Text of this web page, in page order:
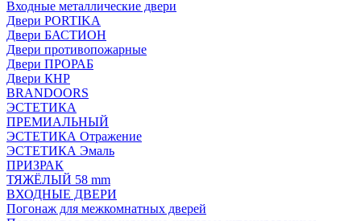
Входные металлические двери
Двери PORTIKA
Двери БАСТИОН
Двери противопожарные
Двери ПРОРАБ
Двери КНР
BRANDOORS
ЭСТЕТИКА
ПРЕМИАЛЬНЫЙ
ЭСТЕТИКА Отражение
ЭСТЕТИКА Эмаль
ПРИЗРАК
ТЯЖЁЛЫЙ 58 mm
ВХОДНЫЕ ДВЕРИ
Погонаж для межкомнатных дверей